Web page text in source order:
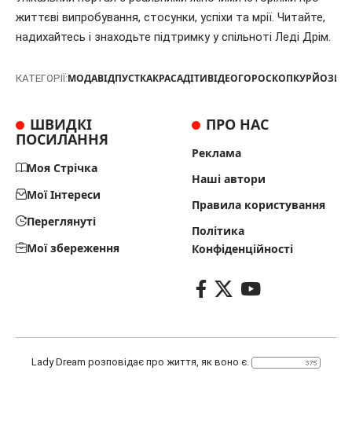
життєві випробування, стосунки, успіхи та мрії. Читайте,
надихайтесь і знаходьте підтримку у спільноті Леді Дрім.
КАТЕГОРІЇ:МОДАВІДПУСТКАКРАСАДІТИВІДЕОГОРОСКОПКУРЙОЗИ
ШВИДКІ
ПОСИЛАННЯ
Моя Стрічка
Мої Інтереси
Переглянуті
Мої збереження
ПРО НАС
Реклама
Наші автори
Правила користування
Політика
Конфіденційності
Lady Dream розповідає про життя, як воно є.